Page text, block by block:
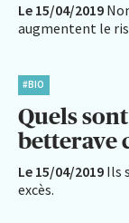
Le 15/04/2019
augmentent le
#BIO
Quels
betterave
Le 15/04/2019 Ils
excès.